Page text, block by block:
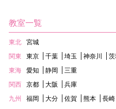
教室一覧
東北
宮城
関東
東京 千葉 埼玉 神奈川
東海
愛知 静岡
三重
関西
京都 大阪
兵庫
九州
福岡 大分 佐賀 熊本
長崎